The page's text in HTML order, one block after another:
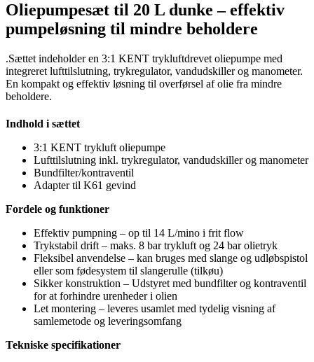
Oliepumpesæt til 20 L dunke – effektiv
pumpeløsning til mindre beholdere
.Sættet indeholder en 3:1 KENT trykluftdrevet oliepumpe med
integreret lufttilslutning, trykregulator, vandudskiller og manometer.
En kompakt og effektiv løsning til overførsel af olie fra mindre
beholdere.
Indhold i sættet
3:1 KENT trykluft oliepumpe
Lufttilslutning inkl. trykregulator, vandudskiller og manometer
Bundfilter/kontraventil
Adapter til K61 gevind
Fordele og funktioner
Effektiv pumpning – op til 14 L/mino i frit flow
Trykstabil drift – maks. 8 bar trykluft og 24 bar olietryk
Fleksibel anvendelse – kan bruges med slange og udløbspistol
eller som fødesystem til slangerulle (tilkøu)
Sikker konstruktion – Udstyret med bundfilter og kontraventil
for at forhindre urenheder i olien
Let montering – leveres usamlet med tydelig visning af
samlemetode og leveringsomfang
Tekniske specifikationer